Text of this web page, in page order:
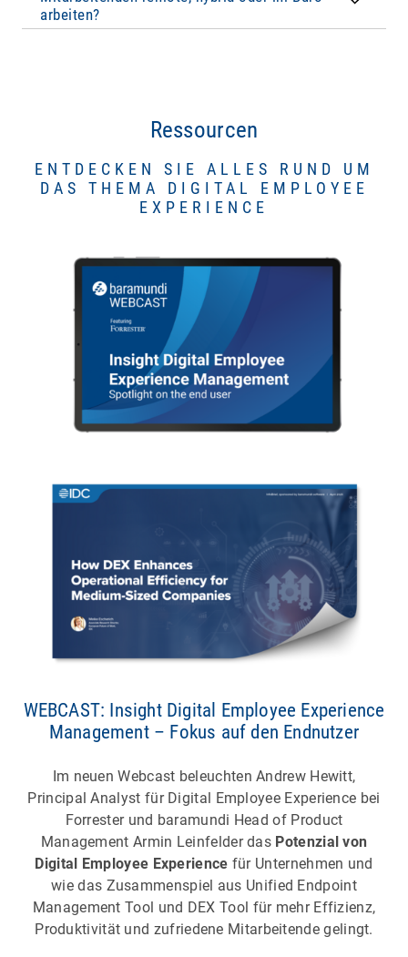
arbeiten?
benutzerfreundlich.
Ressourcen
ENTDECKEN SIE ALLES RUND UM
DAS THEMA DIGITAL EMPLOYEE
EXPERIENCE
WEBCAST: Insight Digital Employee Experience
Management – Fokus auf den Endnutzer
Im neuen Webcast beleuchten Andrew Hewitt,
Principal Analyst für Digital Employee Experience bei
Forrester und baramundi Head of Product
Management Armin Leinfelder das Potenzial von
Digital Employee Experience für Unternehmen und
wie das Zusammenspiel aus Unified Endpoint
Management Tool und DEX Tool für mehr Effizienz,
Produktivität und zufriedene Mitarbeitende gelingt.